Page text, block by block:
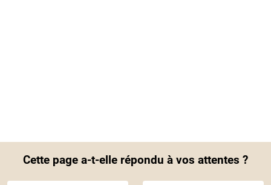
Cette page a-t-elle répondu à vos attentes ?